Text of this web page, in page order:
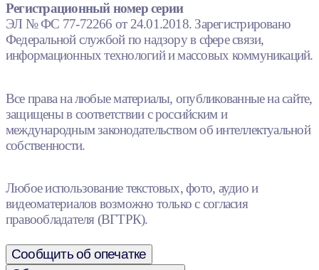
Регистрационный номер серии
ЭЛ № ФС 77-72266 от 24.01.2018. Зарегистрировано
Федеральной службой по надзору в сфере связи,
информационных технологий и массовых коммуникаций.
Все права на любые материалы, опубликованные на сайте,
защищены в соответствии с российским и
международным законодательством об интеллектуальной
собственности.
Любое использование текстовых, фото, аудио и
видеоматериалов возможно только с согласия
правообладателя (ВГТРК).
Сообщить об опечатке